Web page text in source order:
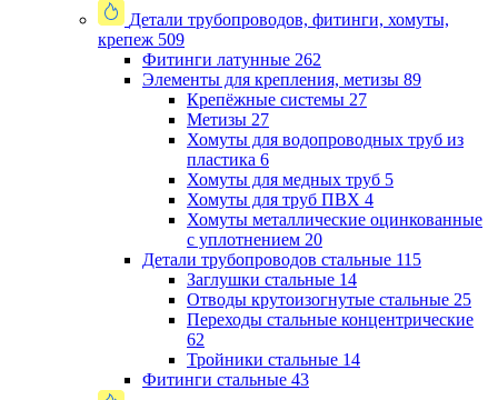
Детали трубопроводов, фитинги, хомуты,
крепеж 509
Фитинги латунные 262
Элементы для крепления, метизы 89
Крепёжные системы 27
Метизы 27
Хомуты для водопроводных труб из
пластика 6
Хомуты для медных труб 5
Хомуты для труб ПВХ 4
Хомуты металлические оцинкованные
с уплотнением 20
Детали трубопроводов стальные 115
Заглушки стальные 14
Отводы крутоизогнутые стальные 25
Переходы стальные концентрические
62
Тройники стальные 14
Фитинги стальные 43